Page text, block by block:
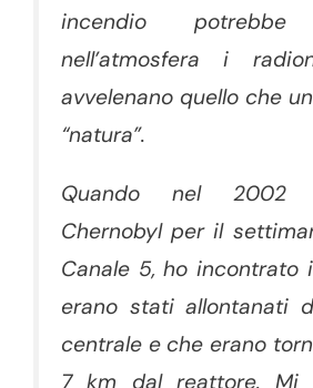
incendio potrebbe
nell’atmosfera i
avvelenano quello che
“natura”.
Quando nel 2002
Chernobyl per il
Canale 5, ho incontrato
erano stati allontanati
centrale e che erano
7 km dal reattore. Mi